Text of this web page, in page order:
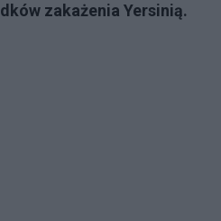
zakażenia Yersinią.